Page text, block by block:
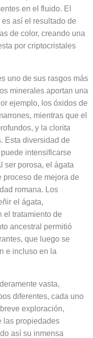
en el fluido. El
así el resultado de
de color, creando una
por criptocristales
uno de sus rasgos más
minerales aportan una
ejemplo, los óxidos de
mientras que el
y la clorita
Esta diversidad de
intensificarse
ser porosa, el ágata
proceso de mejora de
romana. Los
el ágata,
el tratamiento de
ancestral permitió
que luego se
e incluso en la
vasta,
diferentes, cada uno
exploración,
las propiedades
así su inmensa